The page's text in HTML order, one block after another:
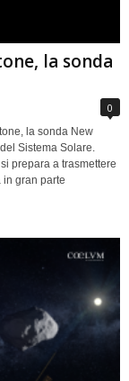
la sonda
0
la sonda New
Sistema Solare.
prepara a trasmettere
gran parte